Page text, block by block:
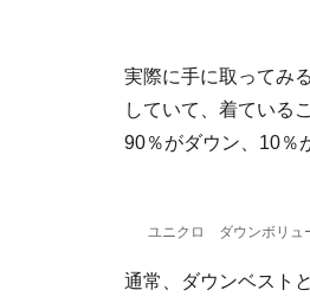
実際に手に取ってみ
していて、着ている
90％がダウン、10％
ユニクロ ダウンボリュ
通常、ダウンベスト